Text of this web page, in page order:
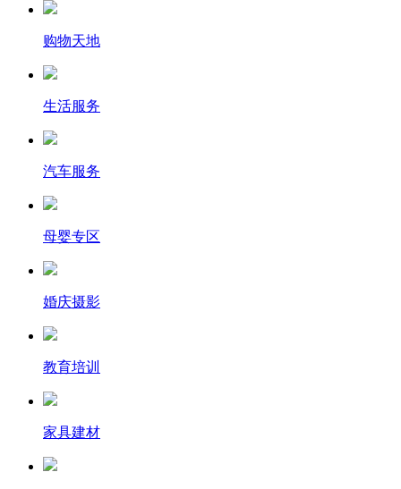
购物天地
生活服务
汽车服务
母婴专区
婚庆摄影
教育培训
家具建材